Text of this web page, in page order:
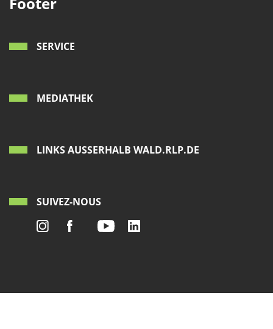
SERVICE
MEDIATHEK
LINKS AUSSERHALB WALD.RLP.DE
SUIVEZ-NOUS